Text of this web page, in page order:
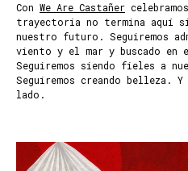
Con We Are Castañer
trayectoria no termina aquí
nuestro futuro. Seguiremos
viento y el mar y buscado
Seguiremos siendo fieles a
Seguiremos creando belleza.
lado.